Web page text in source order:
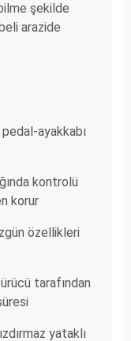
şekilde
arazide
ayakkabı
kontrolü
korur
özellikleri
tarafından
yataklı